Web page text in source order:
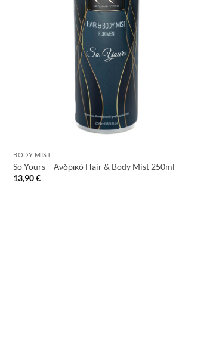
BODY MIST
So Yours – Ανδρικό Hair & Body Mist 250ml
13,90€